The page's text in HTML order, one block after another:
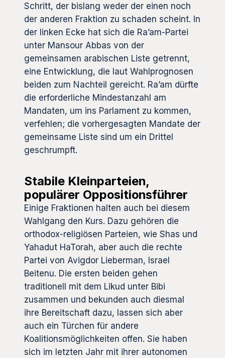
Schritt, der bislang weder der einen noch
der anderen Fraktion zu schaden scheint. In
der linken Ecke hat sich die Ra’am-Partei
unter Mansour Abbas von der
gemeinsamen arabischen Liste getrennt,
eine Entwicklung, die laut Wahlprognosen
beiden zum Nachteil gereicht. Ra’am dürfte
die erforderliche Mindestanzahl am
Mandaten, um ins Parlament zu kommen,
verfehlen; die vorhergesagten Mandate der
gemeinsame Liste sind um ein Drittel
geschrumpft.
Stabile Kleinparteien,
populärer Oppositionsführer
Einige Fraktionen halten auch bei diesem
Wahlgang den Kurs. Dazu gehören die
orthodox-religiösen Parteien, wie Shas und
Yahadut HaTorah, aber auch die rechte
Partei von Avigdor Lieberman, Israel
Beitenu. Die ersten beiden gehen
traditionell mit dem Likud unter Bibi
zusammen und bekunden auch diesmal
ihre Bereitschaft dazu, lassen sich aber
auch ein Türchen für andere
Koalitionsmöglichkeiten offen. Sie haben
sich im letzten Jahr mit ihrer autonomen